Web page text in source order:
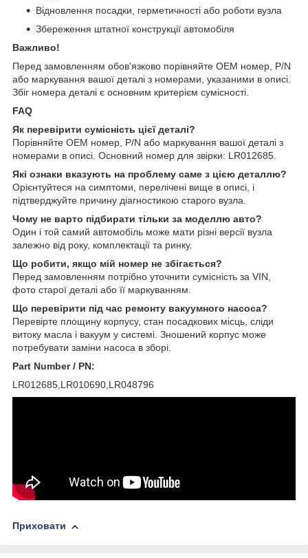
Відновлення посадки, герметичності або роботи вузла
Збереження штатної конструкції автомобіля
Важливо!
Перед замовленням обов'язково порівняйте OEM номер, P/N
або маркування вашої деталі з номерами, указаними в описі.
Збіг номера деталі є основним критерієм сумісності.
FAQ
Як перевірити сумісність цієї деталі?
Порівняйте OEM номер, P/N або маркування вашої деталі з
номерами в описі. Основний номер для звірки: LR012685.
Які ознаки вказують на проблему саме з цією деталлю?
Орієнтуйтеся на симптоми, перелічені вище в описі, і
підтверджуйте причину діагностикою старого вузла.
Чому не варто підбирати тільки за моделлю авто?
Один і той самий автомобіль може мати різні версії вузла
залежно від року, комплектації та ринку.
Що робити, якщо мій номер не збігається?
Перед замовленням потрібно уточнити сумісність за VIN,
фото старої деталі або її маркуванням.
Що перевірити під час ремонту вакуумного насоса?
Перевірте площину корпусу, стан посадкових місць, сліди
витоку масла і вакуум у системі. Зношений корпус може
потребувати заміни насоса в зборі.
Part Number / PN:
LR012685,LR010690,LR048796
Приховати